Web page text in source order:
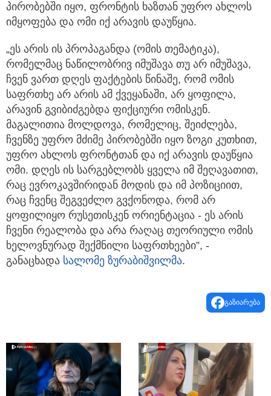
პირობებში იყო, ფრონტის ხაზთან უფრო ახლოს
იმყოფება და ომი იქ არავის დაუწყია.
„ეს არის ის პროპაგანდა (ომის თემატიკა),
რომელმაც ნაწილობრივ იმუშავა თუ არ იმუშავა,
ჩვენ ვართ დღეს ფაქტების წინაშე, რომ ომის
საფრთხე არ არის ამ ქვეყანაში, არ ყოფილა,
არავინ გვიბიძგებდა ფიქციური ომისკენ.
მაგალითია მოლდოვა, რომელიც, შეიძლება,
ჩვენზე უფრო მძიმე პირობებში იყო ზოგი კუთხით,
უფრო ახლოს ფრონტთან და იქ არავის დაუწყია
ომი. დღეს ის სარგებლობს ყველა იმ შეღავათით,
რაც ევროკავშირიდან მოდის და იმ პოზიციით,
რაც ჩვენც შეგვეძლო გვქონოდა, რომ არ
ყოფილიყო რუსეთისკენ ორიენტაცია - ეს არის
ჩვენი რეალობა და არა რაღაც თეორიული ომის
ხელოვნურად შექმნილი საფრთხეები”, -
განაცხადა სალომე ზურაბიშვილმა.
გაზიარება